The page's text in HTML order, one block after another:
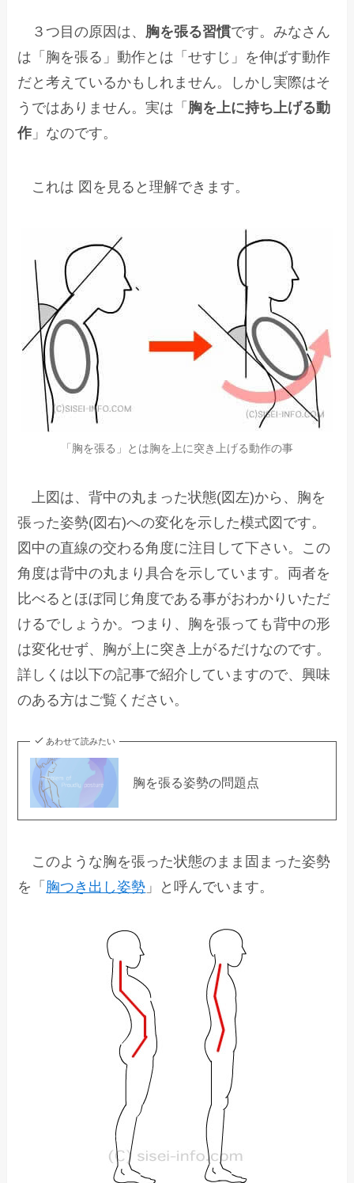
３つ目の原因は、 胸を張る習慣です。みなさん
は「胸を張る」動作とは「せすじ」を伸ばす動作
だと考えているかもしれません。しかし実際はそ
うではありません。実は「 胸を上に持ち上げる動
作 」なのです。
これは 図を見ると理解できます。
「胸を張る」とは胸を上に突き上げる動作の事
上図は、背中の丸まった状態(図左)から、胸を
張った姿勢(図右)への変化を示した模式図です。
図中の直線の交わる角度に注目して下さい。この
角度は背中の丸まり具合を示しています。両者を
比べるとほぼ同じ角度である事がおわかりいただ
けるでしょうか。つまり、胸を張っても背中の形
は変化せず、胸が上に突き上がるだけなのです。
詳しくは以下の記事で紹介していますので、興味
のある方はご覧ください。
あわせて読みたい
胸を張る姿勢の問題点
このような胸を張った状態のまま固まった姿勢
を「 胸つき出し姿勢 」と呼んでいます。